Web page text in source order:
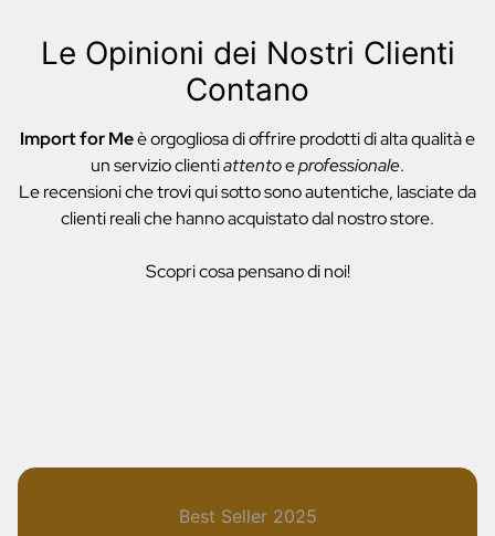
Le Opinioni dei Nostri Clienti
Contano
Import for Meè orgogliosa di offrire prodotti di alta qualità e
un servizio clientiattentoeprofessionale.
Le recensioni che trovi qui sotto sono autentiche, lasciate da
clienti reali che hanno acquistato dal nostro store.
Scopri cosa pensano di noi!
Best Seller 2025